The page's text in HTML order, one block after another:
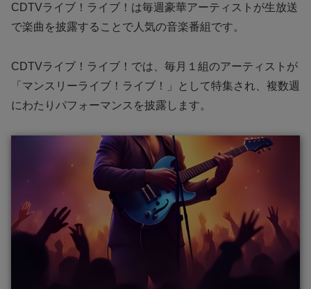
CDTVライブ！ライブ！は毎週豪華アーティストが生放送
で楽曲を披露することで人気の音楽番組です。
CDTVライブ！ライブ！では、毎月１組のアーティストが
「マンスリーライブ！ライブ！」として特集され、複数週
にわたりパフォーマンスを披露します。